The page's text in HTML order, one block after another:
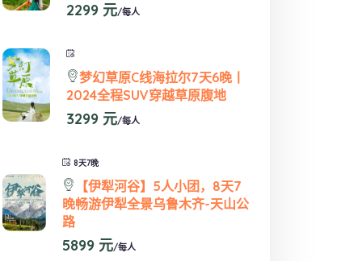
2299 元/每人
梦幻草原C线海拉尔7天6晚丨
2024全程SUV穿越草原腹地
3299 元/每人
8天7晚
【伊犁河谷】5人小团，8天7
晚畅游伊犁全景乌鲁木齐-天山公
路
5899 元/每人